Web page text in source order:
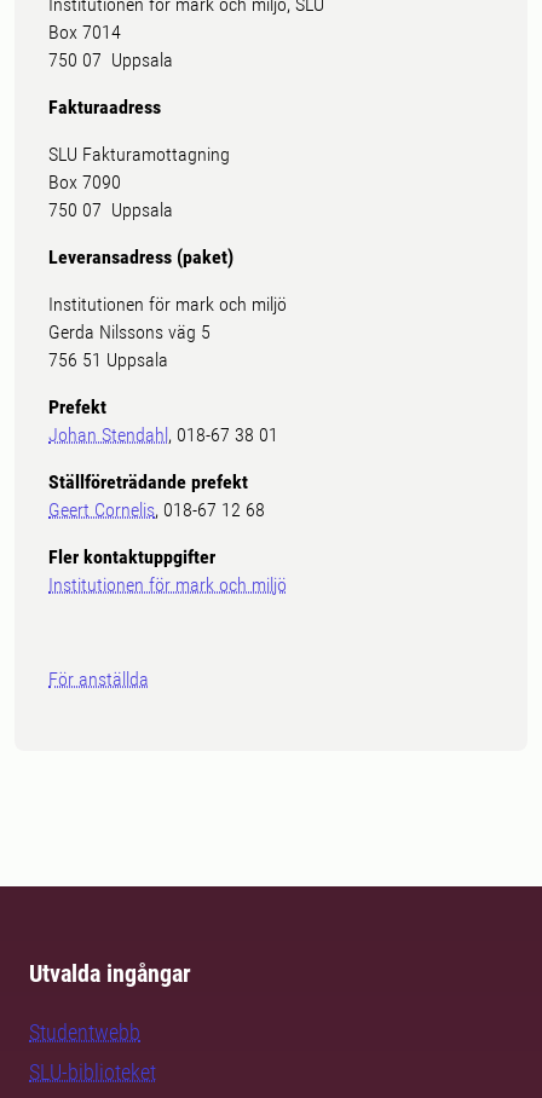
Box 7014
750 07 Uppsala
Fakturaadress
SLU Fakturamottagning
Box 7090
750 07 Uppsala
Leveransadress (paket)
Institutionen för mark och miljö
Gerda Nilssons väg 5
756 51 Uppsala
Prefekt
Johan Stendahl, 018-67 38 01
Ställföreträdande prefekt
Geert Cornelis, 018-67 12 68
Fler kontaktuppgifter
Institutionen för mark och miljö
För anställda
Utvalda ingångar
Studentwebb
SLU-biblioteket